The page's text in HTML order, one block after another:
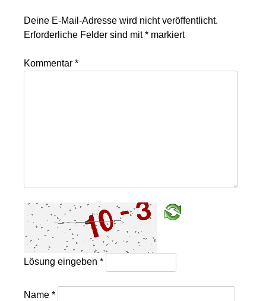
Deine E-Mail-Adresse wird nicht veröffentlicht.
Erforderliche Felder sind mit* markiert
Kommentar*
Lösung eingeben*
Name*